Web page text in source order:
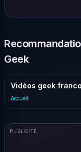
Geek
Vidéos geek
Accueil
PUBLICITÉ